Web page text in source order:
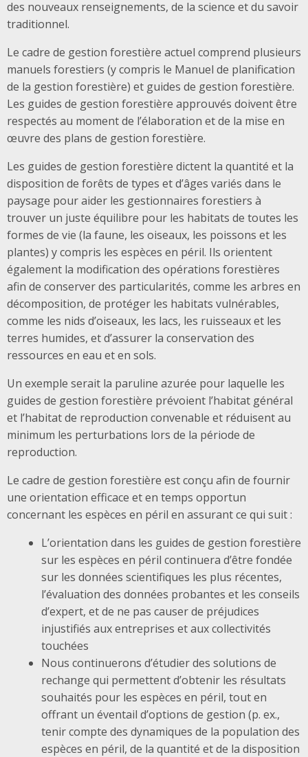
des nouveaux renseignements, de la science et du savoir
traditionnel.
Le cadre de gestion forestière actuel comprend plusieurs
manuels forestiers (y compris le Manuel de planification
de la gestion forestière) et guides de gestion forestière.
Les guides de gestion forestière approuvés doivent être
respectés au moment de l’élaboration et de la mise en
œuvre des plans de gestion forestière.
Les guides de gestion forestière dictent la quantité et la
disposition de forêts de types et d’âges variés dans le
paysage pour aider les gestionnaires forestiers à
trouver un juste équilibre pour les habitats de toutes les
formes de vie (la faune, les oiseaux, les poissons et les
plantes) y compris les espèces en péril. Ils orientent
également la modification des opérations forestières
afin de conserver des particularités, comme les arbres en
décomposition, de protéger les habitats vulnérables,
comme les nids d’oiseaux, les lacs, les ruisseaux et les
terres humides, et d’assurer la conservation des
ressources en eau et en sols.
Un exemple serait la paruline azurée pour laquelle les
guides de gestion forestière prévoient l’habitat général
et l’habitat de reproduction convenable et réduisent au
minimum les perturbations lors de la période de
reproduction.
Le cadre de gestion forestière est conçu afin de fournir
une orientation efficace et en temps opportun
concernant les espèces en péril en assurant ce qui suit :
L’orientation dans les guides de gestion forestière
sur les espèces en péril continuera d’être fondée
sur les données scientifiques les plus récentes,
l’évaluation des données probantes et les conseils
d’expert, et de ne pas causer de préjudices
injustifiés aux entreprises et aux collectivités
touchées
Nous continuerons d’étudier des solutions de
rechange qui permettent d’obtenir les résultats
souhaités pour les espèces en péril, tout en
offrant un éventail d’options de gestion (p. ex.,
tenir compte des dynamiques de la population des
espèces en péril, de la quantité et de la disposition